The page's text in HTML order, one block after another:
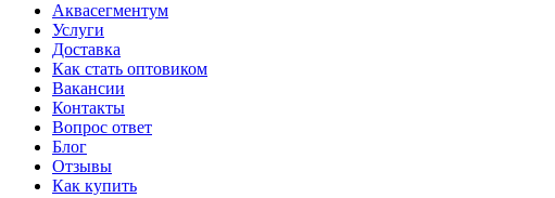
Аквасегментум
Услуги
Доставка
Как стать оптовиком
Вакансии
Контакты
Вопрос ответ
Блог
Отзывы
Как купить